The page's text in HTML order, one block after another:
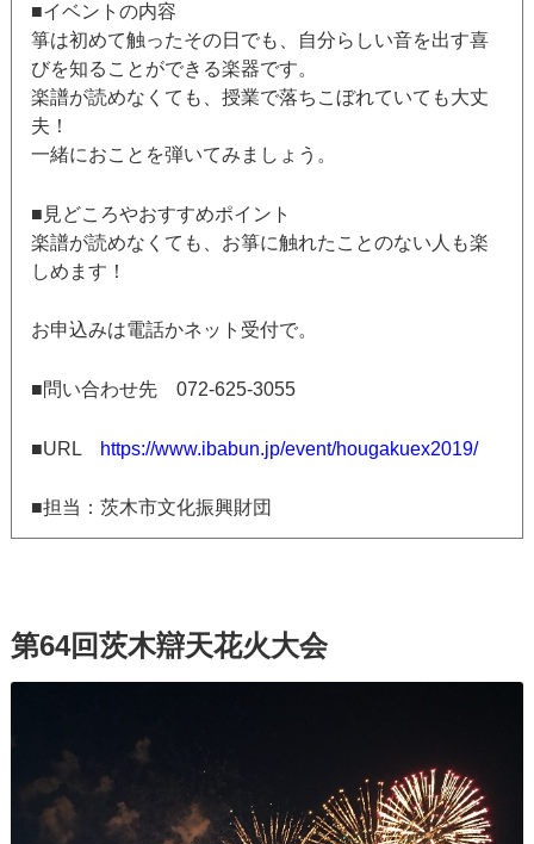
■イベントの内容
箏は初めて触ったその日でも、自分らしい音を出す喜
びを知ることができる楽器です。
楽譜が読めなくても、授業で落ちこぼれていても大丈
夫！
一緒におことを弾いてみましょう。
■見どころやおすすめポイント
楽譜が読めなくても、お箏に触れたことのない人も楽
しめます！
お申込みは電話かネット受付で。
■問い合わせ先 072-625-3055
■URL https://www.ibabun.jp/event/hougakuex2019/
■担当：茨木市文化振興財団
第64回茨木辯天花火大会